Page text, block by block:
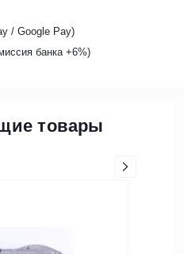
/ Google Pay)
банкa +6%)
товары